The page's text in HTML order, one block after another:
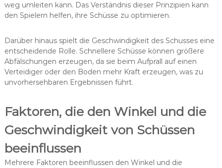
weg umleiten kann. Das Verständnis dieser Prinzipien kann
den Spielern helfen, ihre Schüsse zu optimieren.
Darüber hinaus spielt die Geschwindigkeit des Schusses eine
entscheidende Rolle. Schnellere Schüsse können größere
Abfälschungen erzeugen, da sie beim Aufprall auf einen
Verteidiger oder den Boden mehr Kraft erzeugen, was zu
unvorhersehbaren Ergebnissen führt.
Faktoren, die den Winkel und die
Geschwindigkeit von Schüssen
beeinflussen
Mehrere Faktoren beeinflussen den Winkel und die